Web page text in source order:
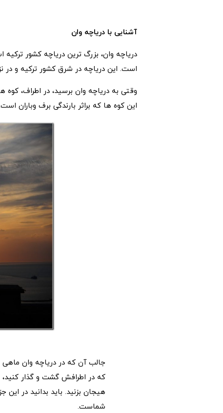
آشنایی با دریاچه وان
است. این دریاچه در شرق کشور ترکیه و در
این کوه ها که براثر بارندگی برف وباران
جالب آن که در دریاچه وان
که در اطرافش گشت و گذار کنید،
هیجان بزنید. باید بدانید در این
شماست.